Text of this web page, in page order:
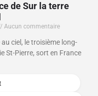
de Sur la terre
Aucun commentaire
ciel, le troisième long-
St-Pierre, sort en France